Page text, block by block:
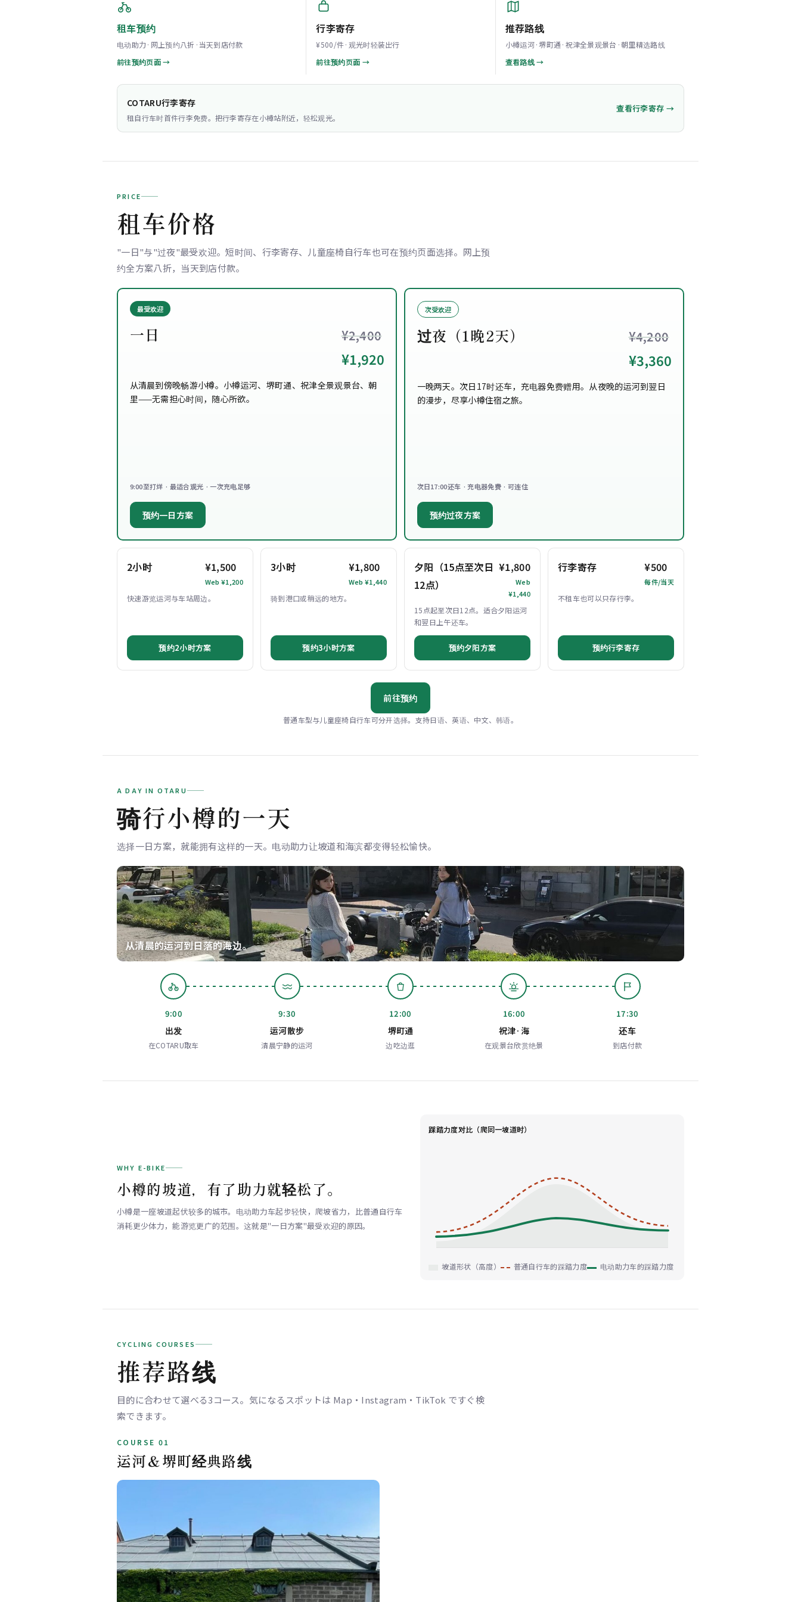
租车预约
电动助力·网上预约八折·当天到店付款
前往预约页面 →
行李寄存
¥500/件·观光时轻装出行
前往预约页面 →
推荐路线
小樽运河·堺町通·祝津全景观景台·朝里精选路线
查看路线 →
COTARU行李寄存
租自行车时首件行李免费。把行李寄存在小樽站附近，轻松观光。
查看行李寄存 →
PRICE
租车价格
"一日"与"过夜"最受欢迎。短时间、行李寄存、儿童座椅自行车也可在预约页面选择。网上预
约全方案八折，当天到店付款。
最受欢迎
一日 ¥2,400
¥1,920
从清晨到傍晚畅游小樽。小樽运河、堺町通、祝津全景观景台、朝
里——无需担心时间，随心所欲。
9:00至打烊 · 最适合观光 · 一次充电足够
预约一日方案
次受欢迎
过夜（1晚2天） ¥4,200
¥3,360
一晚两天。次日17时还车，充电器免费赠用。从夜晚的运河到翌日
的漫步，尽享小樽住宿之旅。
次日17:00还车 · 充电器免费 · 可连住
预约过夜方案
2小时 ¥1,500
Web ¥1,200
快速游览运河与车站周边。
预约2小时方案
3小时 ¥1,800
Web ¥1,440
骑到港口或稍远的地方。
预约3小时方案
夕阳（15点至次日
12点）
¥1,800
Web
¥1,440
15点起至次日12点。适合夕阳运河
和翌日上午还车。
预约夕阳方案
行李寄存 ¥500
每件/当天
不租车也可以只存行李。
预约行李寄存
前往预约
普通车型与儿童座椅自行车可分开选择。支持日语、英语、中文、韩语。
A DAY IN OTARU
骑行小樽的一天
选择一日方案，就能拥有这样的一天。电动助力让坡道和海滨都变得轻松愉快。
从清晨的运河到日落的海边。
9:00
出发
在COTARU取车
9:30
运河散步
清晨宁静的运河
12:00
堺町通
边吃边逛
16:00
祝津·海
在观景台欣赏绝景
17:30
还车
到店付款
WHY E-BIKE
小樽的坡道，有了助力就轻松了。
小樽是一座坡道起伏较多的城市。电动助力车起步轻快，爬坡省力，比普通自行车
消耗更少体力，能游览更广的范围。这就是"一日方案"最受欢迎的原因。
踩踏力度对比（爬同一坡道时）
坡道形状（高度） 普通自行车的踩踏力度 电动助力车的踩踏力度
CYCLING COURSES
推荐路线
目的に合わせて選べる3コース。気になるスポットは Map・Instagram・TikTok ですぐ検
索できます。
COURSE 01
运河＆堺町经典路线